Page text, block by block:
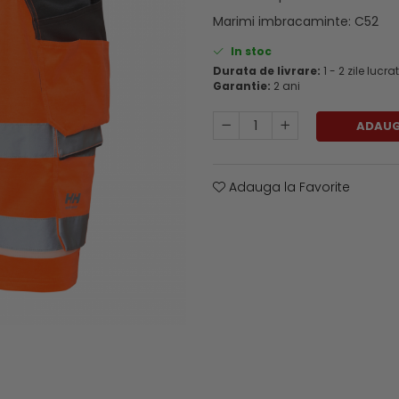
Marimi imbracaminte: C52
In stoc
Durata de livrare: 1 - 2 zile
Garantie: 2 ani
Adauga la Favorite